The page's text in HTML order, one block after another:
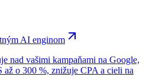
AI enginom
nad vašimi kampaňami na Google,
o 300 %, znižuje CPA a cieli na